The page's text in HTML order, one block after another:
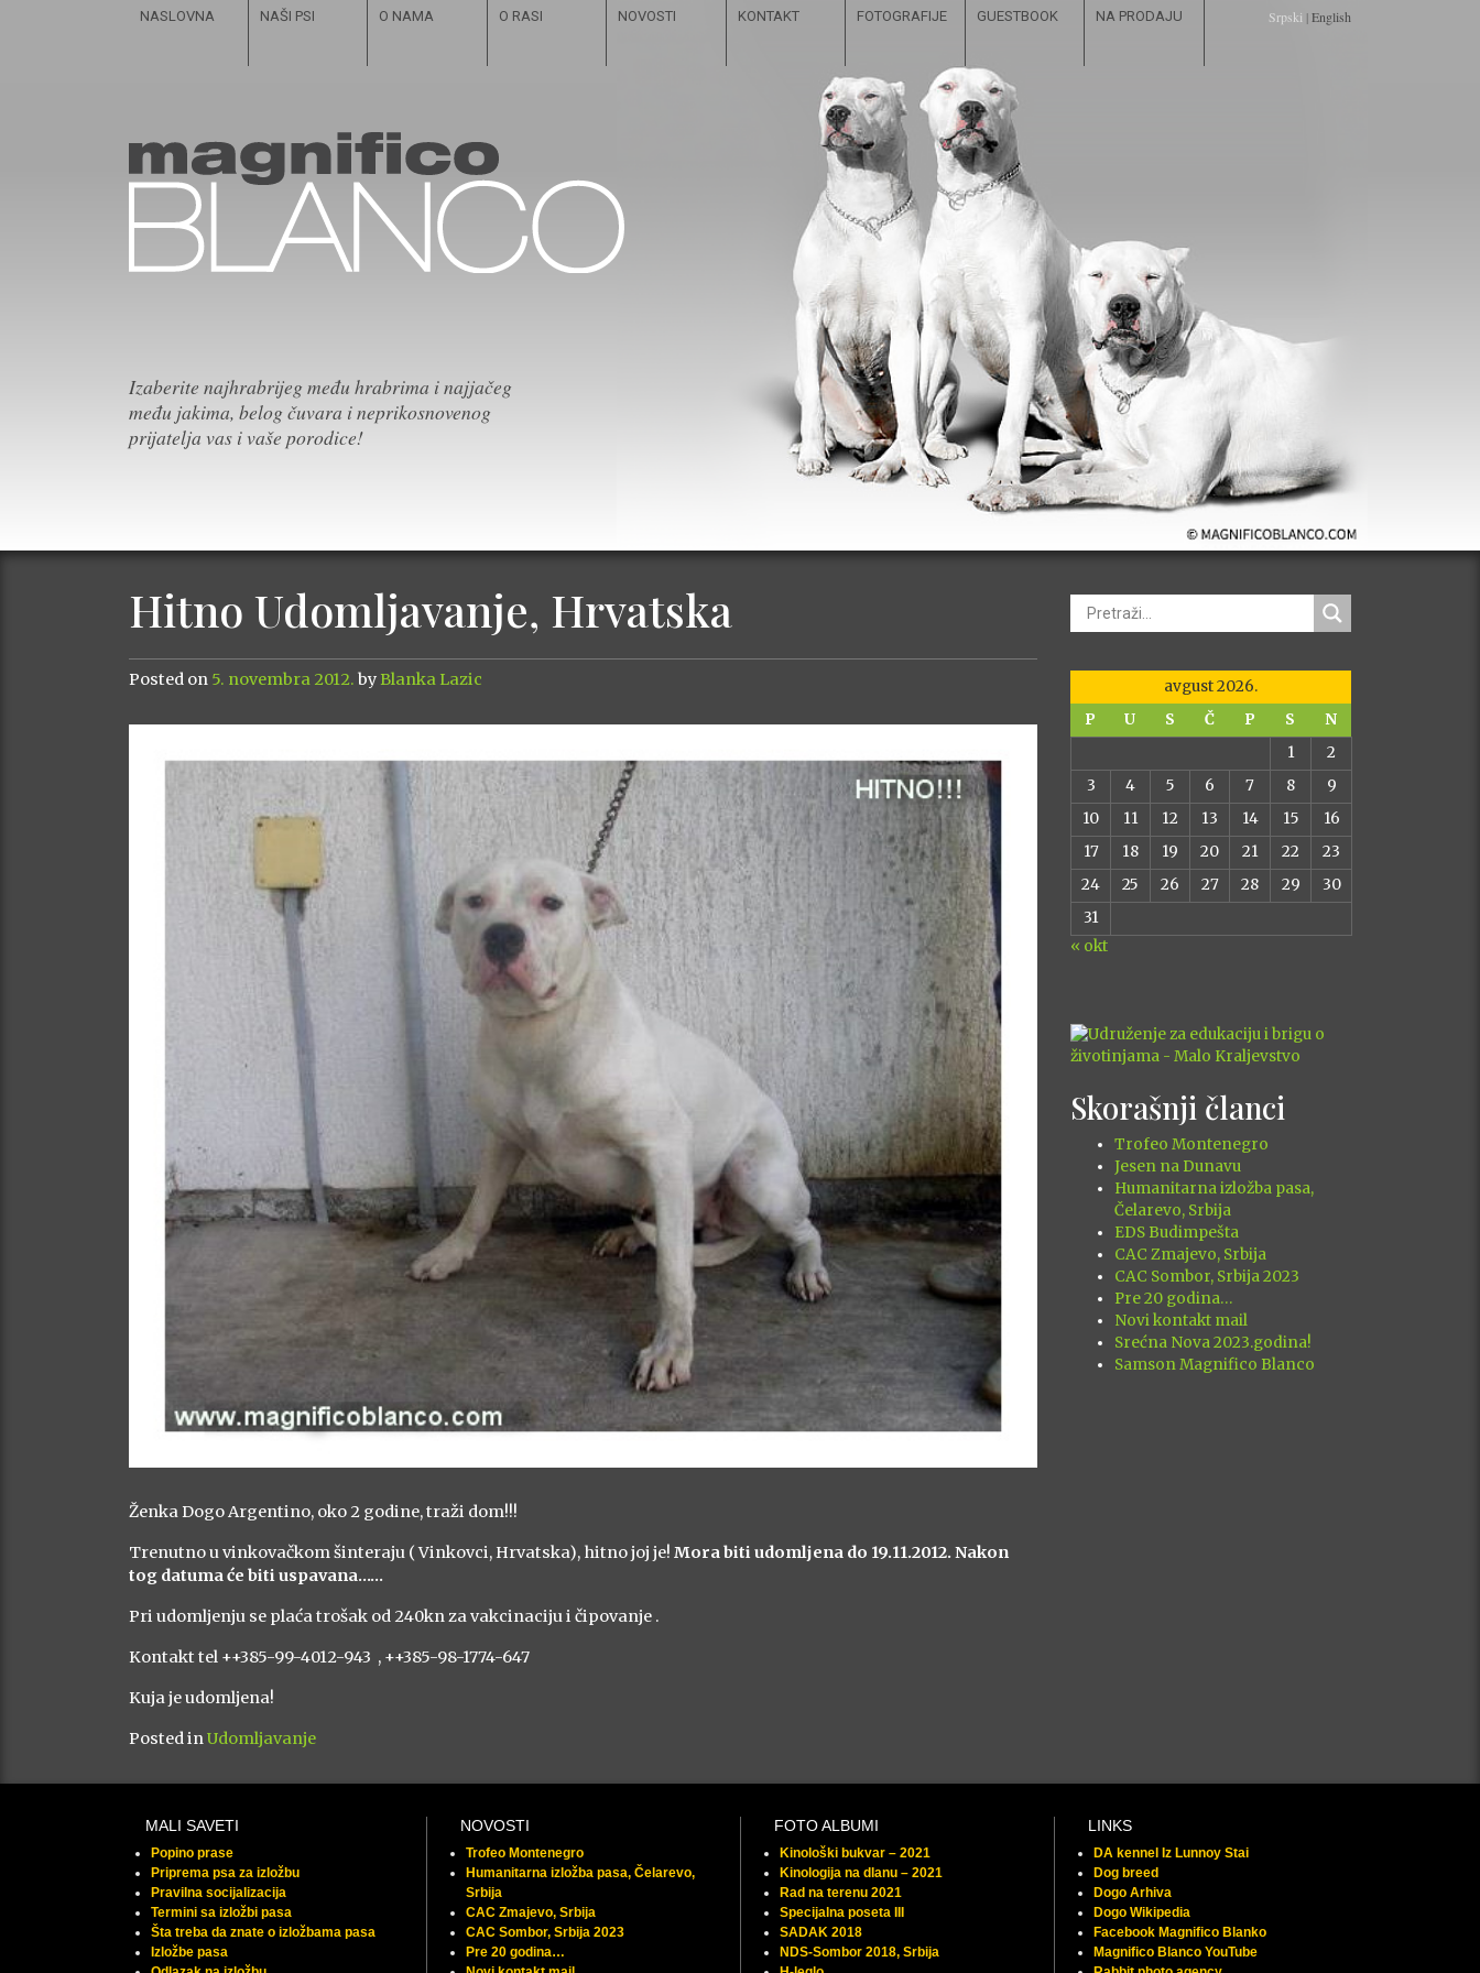
NASLOVNA NAŠI PSI O NAMA O RASI NOVOSTI KONTAKT FOTOGRAFIJE GUESTBOOK NA PRODAJU Srpski |English
Izaberite najhrabrijeg među hrabrima i najjačeg
među jakima, belog čuvara i neprikosnovenog
prijatelja vas i vaše porodice!
Hitno Udomljavanje, Hrvatska
Posted on 5. novembra 2012. by Blanka Lazic
Ženka Dogo Argentino, oko 2 godine, traži dom!!!
Trenutno u vinkovačkom šinteraju ( Vinkovci, Hrvatska), hitno joj je! Mora biti udomljena do 19.11.2012. Nakon
tog datuma će biti uspavana……
Pri udomljenju se plaća trošak od 240kn za vakcinaciju i čipovanje .
Kontakt tel ++385-99-4012-943 , ++385-98-1774-647
Kuja je udomljena!
Posted inUdomljavanje
avgust 2026.
P
U S Č P S
N
1
2
3
4 5 6 7 8
9
10
11 12 13 14 15
16
17
18 19 20 21 22
23
24
25 26 27 28 29
30
31
« okt
Skorašnji članci
Trofeo Montenegro
Jesen na Dunavu
Humanitarna izložba pasa,
Čelarevo, Srbija
EDS Budimpešta
CAC Zmajevo, Srbija
CAC Sombor, Srbija 2023
Pre 20 godina…
Novi kontakt mail
Srećna Nova 2023.godina!
Samson Magnifico Blanco
MALI SAVETI
Popino prase
Priprema psa za izložbu
Pravilna socijalizacija
Termini sa izložbi pasa
Šta treba da znate o izložbama pasa
Izložbe pasa
NOVOSTI
Trofeo Montenegro
Humanitarna izložba pasa, Čelarevo,
Srbija
CAC Zmajevo, Srbija
CAC Sombor, Srbija 2023
Pre 20 godina…
FOTO ALBUMI
Kinološki bukvar – 2021
Kinologija na dlanu – 2021
Rad na terenu 2021
Specijalna poseta III
SADAK 2018
NDS-Sombor 2018, Srbija
LINKS
DA kennel Iz Lunnoy Stai
Dog breed
Dogo Arhiva
Dogo Wikipedia
Facebook Magnifico Blanko
Magnifico Blanco YouTube